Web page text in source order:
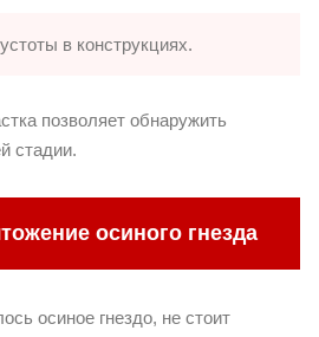
в конструкциях.
позволяет обнаружить
стадии.
осиного гнезда
осиное гнездо, не стоит